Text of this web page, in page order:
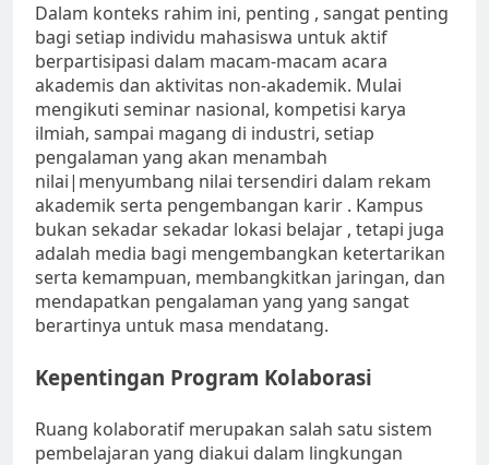
Dalam konteks rahim ini, penting , sangat penting
bagi setiap individu mahasiswa untuk aktif
berpartisipasi dalam macam-macam acara
akademis dan aktivitas non-akademik. Mulai
mengikuti seminar nasional, kompetisi karya
ilmiah, sampai magang di industri, setiap
pengalaman yang akan menambah
nilai|menyumbang nilai tersendiri dalam rekam
akademik serta pengembangan karir . Kampus
bukan sekadar sekadar lokasi belajar , tetapi juga
adalah media bagi mengembangkan ketertarikan
serta kemampuan, membangkitkan jaringan, dan
mendapatkan pengalaman yang yang sangat
berartinya untuk masa mendatang.
Kepentingan Program Kolaborasi
Ruang kolaboratif merupakan salah satu sistem
pembelajaran yang diakui dalam lingkungan